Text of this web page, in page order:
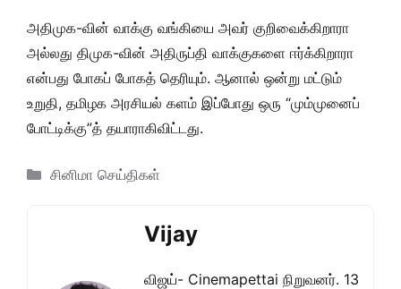
அதிமுக-வின் வாக்கு வங்கியை அவர் குறிவைக்கிறாரா
அல்லது திமுக-வின் அதிருப்தி வாக்குகளை ஈர்க்கிறாரா
என்பது போகப் போகத் தெரியும். ஆனால் ஒன்று மட்டும்
உறுதி, தமிழக அரசியல் களம் இப்போது ஒரு “மும்முனைப்
போட்டிக்கு”த் தயாராகிவிட்டது.
Categories
சினிமா செய்திகள்
Vijay
விஜய்- Cinemapettai நிறுவனர். 13